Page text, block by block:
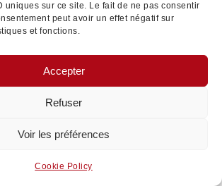
uniques sur ce site. Le fait de ne pas consentir
peut avoir un effet négatif sur
et fonctions.
Accepter
Refuser
Voir les préférences
Cookie Policy
99193 Deutsche Reichsbahn